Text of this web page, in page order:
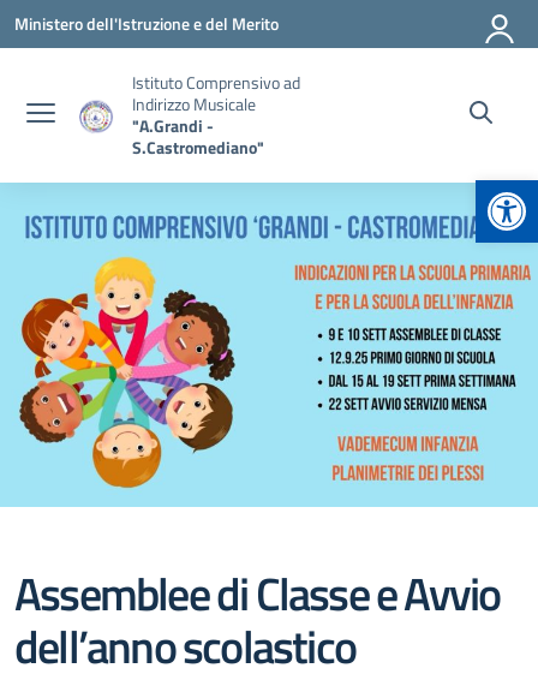
Vai ai contenuti
Vai al menu di navigazione
Vai al footer
Ministero dell'Istruzione e del Merito
Istituto Comprensivo ad
Indirizzo Musicale
"A.Grandi -
S.Castromediano"
Assemblee di Classe e Avvio
dell’anno scolastico